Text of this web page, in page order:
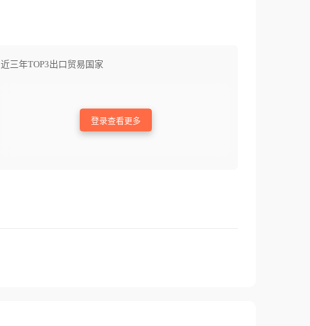
近三年TOP3出口贸易国家
登录查看更多